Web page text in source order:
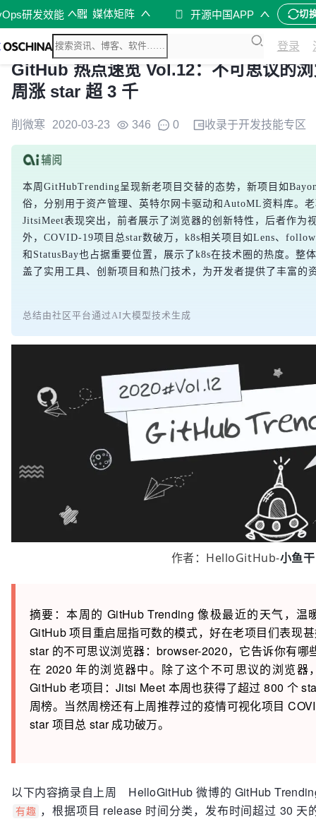
研发效能 媒体矩阵 开源中国APP 切
登录
GitHub 热点速览 Vol.12：不可思议的
周涨 star 超 3 千
削微寒 2020-03-23 346 0 收录于开发技能专区
本周GitHubTrending呈现新老项目交替的态势，新项目如
俗，分别用于资产管理、英特尔网卡驱动和AutoML资料库。
JitsiMeet表现突出，前者展示了浏览器的创新特性，后者作为
外，COVID-19项目总star数破万，k8s相关项目如Lens、
和StatusBay也占据重要位置，展示了k8s在技术圈的热度。整
盖了实用工具、创新项目和热门技术，为开发者提供了丰富的
总结由社区平台通过AI大模型技术生成
作者： HelloGitHub-小鱼干
摘要：本周的 GitHub Trending 像极最近的天气，温
GitHub 项目重启屈指可数的模式，好在老项目们表现
star 的不可思议浏览器：browser-2020，它告诉你有哪
在 2020 年的浏览器中。除了这个不可思议的浏览器
GitHub 老项目：Jitsi Meet 本周也获得了超过 800 个
周榜。当然周榜还有上周推荐过的疫情可视化项目
star 项目总 star 成功破万。
以下内容摘录自上周 HelloGitHub 微博的 GitHub
有趣 ，根据项目 release 时间分类，发布时间超过 30 天